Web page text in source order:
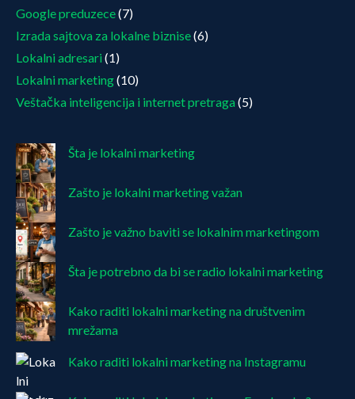
Google preduzece(7)
Izrada sajtova za lokalne biznise(6)
Lokalni adresari(1)
Lokalni marketing(10)
Veštačka inteligencija i internet pretraga(5)
Šta je lokalni marketing
Zašto je lokalni marketing važan
Zašto je važno baviti se lokalnim marketingom
Šta je potrebno da bi se radio lokalni marketing
Kako raditi lokalni marketing na društvenim
mrežama
Kako raditi lokalni marketing na Instagramu